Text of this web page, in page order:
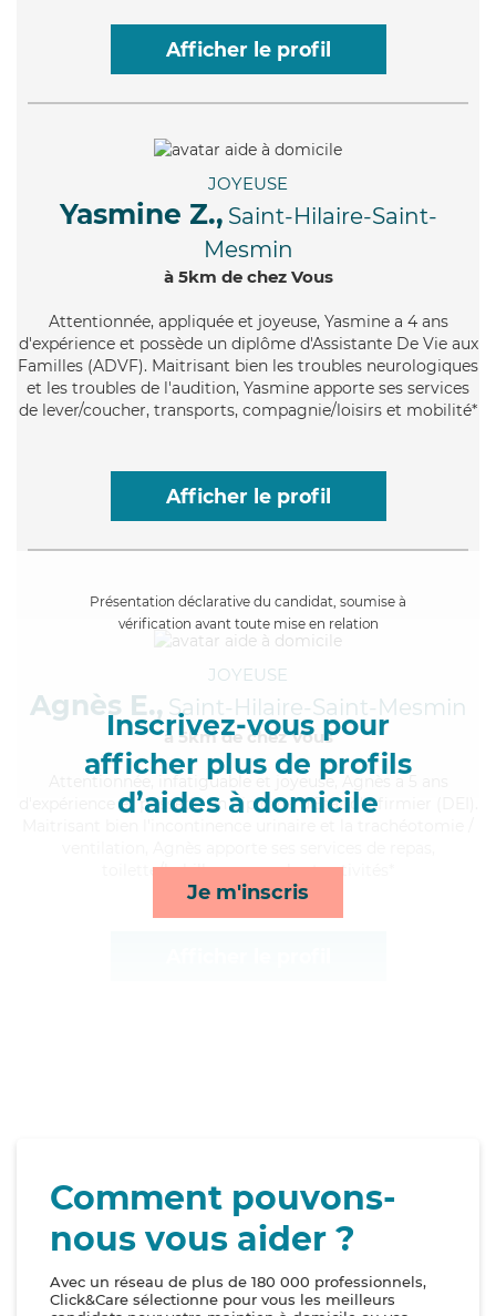
Afficher le profil
JOYEUSE
Yasmine Z., Saint-Hilaire-Saint-
Mesmin
à 5km de chez Vous
Attentionnée, appliquée et joyeuse, Yasmine a 4 ans
d'expérience et possède un diplôme d'Assistante De Vie aux
Familles (ADVF). Maitrisant bien les troubles neurologiques
et les troubles de l'audition, Yasmine apporte ses services
de lever/coucher, transports, compagnie/loisirs et mobilité*
Afficher le profil
Présentation déclarative du candidat, soumise à
vérification avant toute mise en relation
Inscrivez-vous pour
afficher plus de profils
d’aides à domicile
Je m'inscris
JOYEUSE
Agnès E., Saint-Hilaire-Saint-Mesmin
à 5km de chez Vous
, infatiguable et joyeuse, Agnès a 5 ans
d'expérience et possède un diplôme d'Etat d'infirmier (DEI).
toilette/habillage, rappels et activités*
Comment pouvons-
nous vous aider ?
Avec un réseau de plus de 180 000 professionnels,
Click&Care sélectionne pour vous les meilleurs